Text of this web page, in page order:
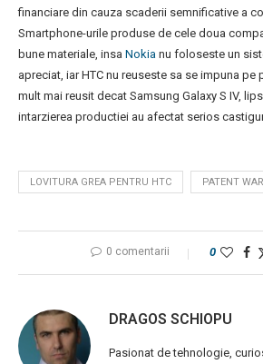
financiare din cauza scaderii semnificative a
Smartphone-urile produse de cele doua
bune materiale, insa Nokia nu foloseste un
apreciat, iar HTC nu reuseste sa se impuna pe
mult mai reusit decat Samsung Galaxy S IV,
intarzierea productiei au afectat serios
LOVITURA GREA PENTRU HTC PATENT WAR
0 comentarii 0
DRAGOS SCHIOPU
Pasionat de tehnologie,